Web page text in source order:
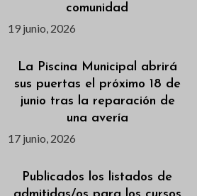
comunidad
19 junio, 2026
La Piscina Municipal abrirá
sus puertas el próximo 18 de
junio tras la reparación de
una avería
17 junio, 2026
Publicados los listados de